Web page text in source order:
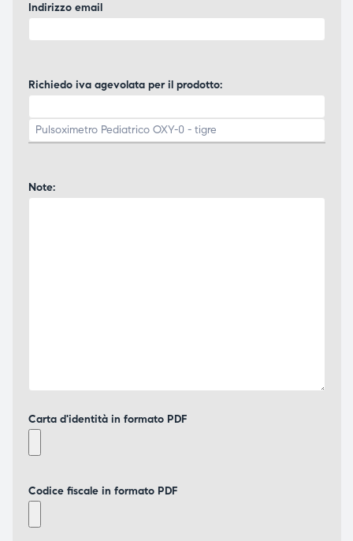
Indirizzo email
Richiedo iva agevolata per il prodotto:
Note:
Carta d'identità in formato PDF
Codice fiscale in formato PDF